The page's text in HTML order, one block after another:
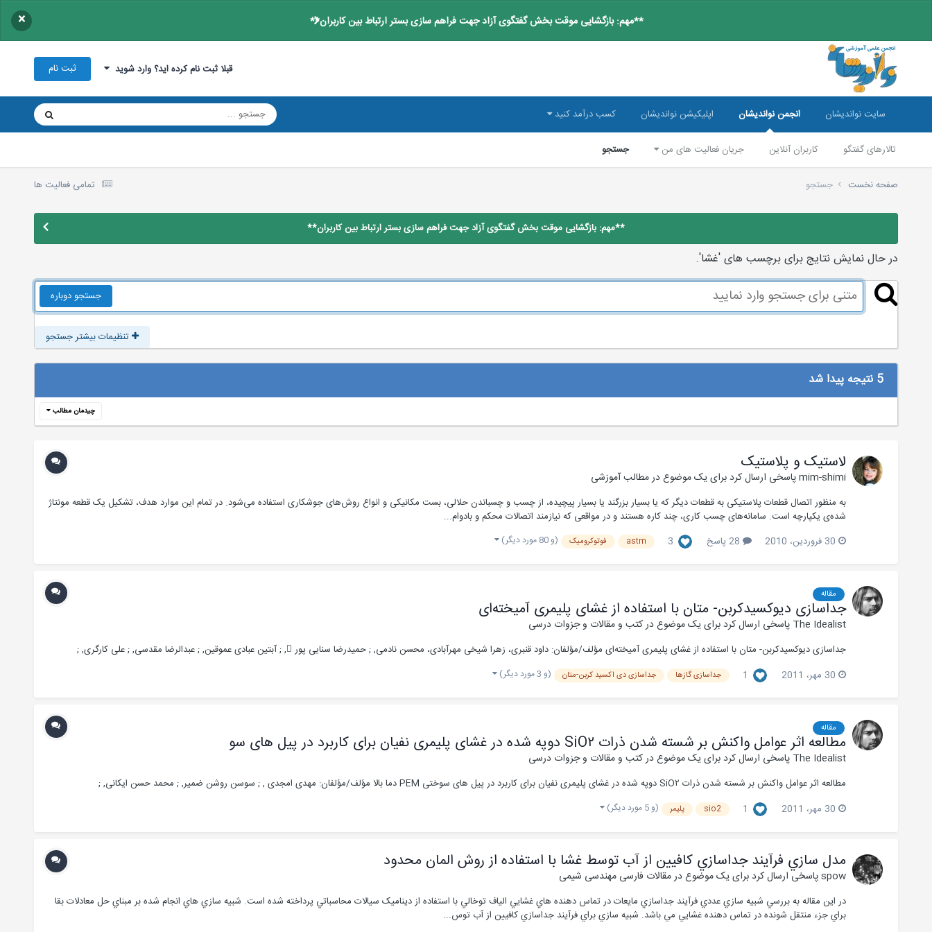
**مهم: بازگشایی موقت بخش گفتگوی آزاد جهت فراهم سازی بستر ارتباط بین کاربران** ×
قبلا ثبت نام کرده اید؟ وارد شوید ثبت نام
سایت نواندیشان انجمن نواندیشان
تالارهای گفتگو کاربران آنلاین جریان فعالیت های من جستجو
اپلیکیشن نواندیشان کسب درآمد کنید
تمامی فعالیت ها صفحه نخست جستجو
**مهم: بازگشایی موقت بخش گفتگوی آزاد جهت فراهم سازی بستر ارتباط بین کاربران**
در حال نمایش نتایج برای برچسب های 'غشا'.
جستجو دوباره
تنظیمات بیشتر جستجو
5 نتیجه پیدا شد
چیدمان مطالب
لاستیک و پلاستیک
mim-shimiپاسخی ارسال کرد برای یک موضوع درمطالب آموزشی
به منظور اتصال قطعات پلاستیکی به قطعات دیگر که یا بسیار بزرگند یا بسیار پیچیده، از چسب و چسباندن حلالی، بست مکانیکی و انواع روش‌های جوشکاری استفاده می‌شود. در تمام این موارد هدف، تشکیل یک قطعه مونتاژ
شده‌ی یکپارچه است. سامانه‌های چسب کاری، چند کاره هستند و در مواقعی که نیازمند اتصالات محکم و بادوام...
30 فروردین، 2010
28 پاسخ 3
astm فوتوکرومیک (و 80 مورد دیگر)
مقاله
جداسازی دیوکسیدکربن- متان با استفاده از غشای پلیمری آمیخته‌ای
The Idealist پاسخی ارسال کرد برای یک موضوع درکتب و مقالات و جزوات درسی
جداسازی دیوکسیدکربن- متان با استفاده از غشای پلیمری آمیخته‌ای مؤلف/مؤلفان: داود قنبری، زهرا شیخی مهرآبادی، محسن نادمی, ; حمیدرضا سنایی پور , ; آبتین عبادی عموقین, ; عبدالرضا مقدسی, ; علی کارگری, ;
30 مهر، 2011
1 جداسازی گازها جداسازی دی اکسید کربن-متان (و 3 مورد دیگر)
مقاله
مطالعه اثر عوامل واکنش بر شسته شدن ذرات SiO۲ دوپه شده در غشای پلیمری نفیان برای کاربرد در پیل های سو
The Idealist پاسخی ارسال کرد برای یک موضوع درکتب و مقالات و جزوات درسی
مطالعه اثر عوامل واکنش بر شسته شدن ذرات SiO۲ دوپه شده در غشای پلیمری نفیان برای کاربرد در پیل های سوختی PEM دما بالا مؤلف/مؤلفان: مهدی امجدی , ; سوسن روشن ضمیر, ; محمد حسن ایکانی, ;
30 مهر، 2011
1
sio2 پلیمر (و 5 مورد دیگر)
مدل سازي فرآيند جداسازي کافيين از آب توسط غشا با استفاده از روش المان محدود
spowپاسخی ارسال کرد برای یک موضوع درمقالات فارسی مهندسی شیمی
در اين مقاله به بررسي شبيه سازي عددي فرآيند جداسازي مايعات در تماس دهنده هاي غشايي الياف توخالي با استفاده از ديناميک سيالات محاسباتي پرداخته شده است. شبيه سازي هاي انجام شده بر مبناي حل معادلات بقا
براي جزء منتقل شونده در تماس دهنده غشايي مي باشد. شبيه سازي براي فرآيند جداسازي کافيين از آب توس...